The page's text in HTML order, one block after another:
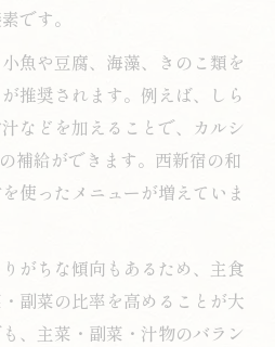
です。
魚や豆腐、海藻、きのこ類を
推奨されます。例えば、しら
などを加えることで、カルシ
補給ができます。西新宿の和
使ったメニューが増えていま
がちな傾向もあるため、主食
副菜の比率を高めることが大
、主菜・副菜・汁物のバラン